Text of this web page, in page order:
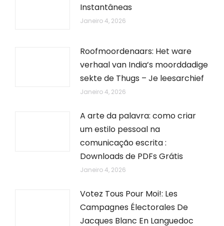
Instantâneas
Janeiro 4, 2026
Roofmoordenaars: Het ware
verhaal van India’s moorddadige
sekte de Thugs – Je leesarchief
Janeiro 4, 2026
A arte da palavra: como criar
um estilo pessoal na
comunicação escrita :
Downloads de PDFs Grátis
Janeiro 4, 2026
Votez Tous Pour Moi!: Les
Campagnes Électorales De
Jacques Blanc En Languedoc